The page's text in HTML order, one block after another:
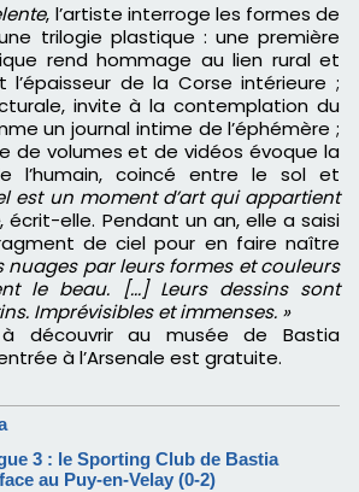
, l’artiste interroge les formes de
trilogie plastique : une première
rend hommage au lien rural et
de la Corse intérieure ;
invite à la contemplation du
un journal intime de l’éphémère ;
de volumes et de vidéos évoque la
l’humain, coincé entre le sol et
est un moment d’art qui appartient
, écrit-elle. Pendant un an, elle a saisi
de ciel pour en faire naître
nuages par leurs formes et couleurs
le beau. [...] Leurs dessins sont
Imprévisibles et immenses. »
à découvrir au musée de Bastia
à l’Arsenale est gratuite.
3 : le Sporting Club de Bastia
au Puy-en-Velay (0-2)